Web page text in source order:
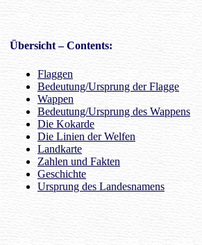
Übersicht– Contents:
Flaggen
Bedeutung/Ursprung der Flagge
Wappen
Bedeutung/Ursprung des Wappens
Die Kokarde
Die Linien der Welfen
Landkarte
Zahlen und Fakten
Geschichte
Ursprung des Landesnamens